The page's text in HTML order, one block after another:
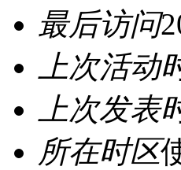
最后访问
上次活动
上次发表
所在时区